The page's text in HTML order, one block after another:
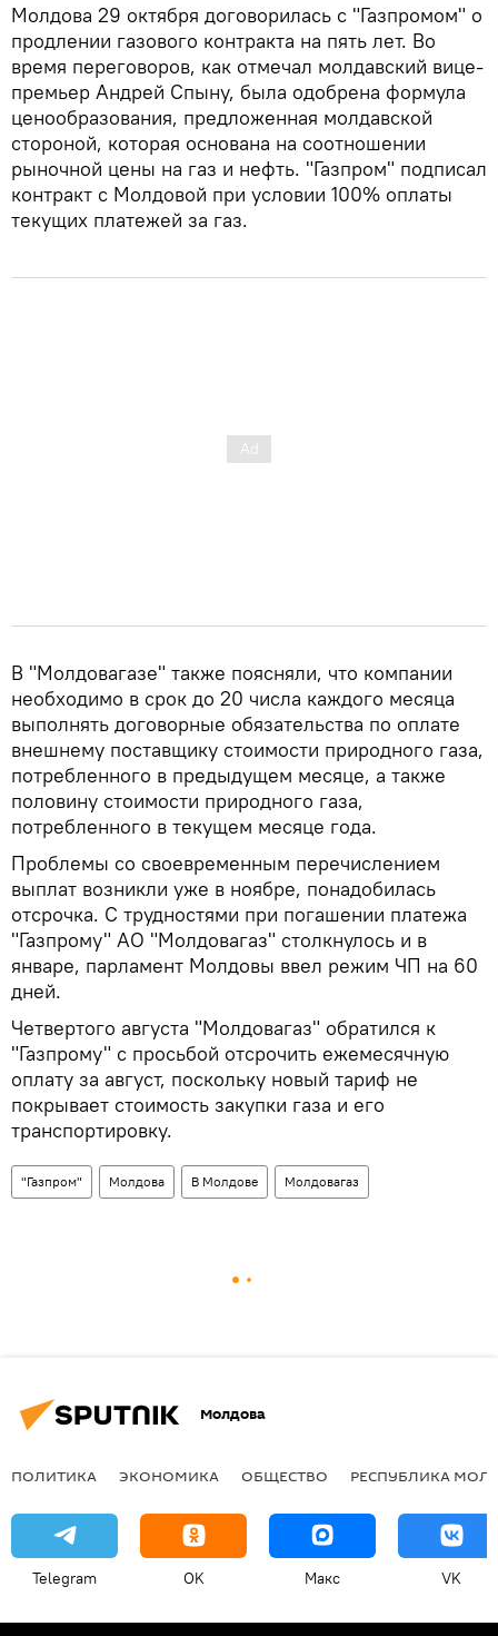
Молдова 29 октября договорилась с "Газпромом" о
продлении газового контракта на пять лет. Во
время переговоров, как отмечал молдавский вице-
премьер Андрей Спыну, была одобрена формула
ценообразования, предложенная молдавской
стороной, которая основана на соотношении
рыночной цены на газ и нефть. "Газпром" подписал
контракт с Молдовой при условии 100% оплаты
текущих платежей за газ.
В "Молдовагазе" также поясняли, что компании
необходимо в срок до 20 числа каждого месяца
выполнять договорные обязательства по оплате
внешнему поставщику стоимости природного газа,
потребленного в предыдущем месяце, а также
половину стоимости природного газа,
потребленного в текущем месяце года.
Проблемы со своевременным перечислением
выплат возникли уже в ноябре, понадобилась
отсрочка. С трудностями при погашении платежа
"Газпрому" АО "Молдовагаз" столкнулось и в
январе, парламент Молдовы ввел режим ЧП на 60
дней.
Четвертого августа "Молдовагаз" обратился к
"Газпрому" с просьбой отсрочить ежемесячную
оплату за август, поскольку новый тариф не
покрывает стоимость закупки газа и его
транспортировку.
"Газпром" Молдова В Молдове Молдовагаз
Молдова
ПОЛИТИКА ЭКОНОМИКА ОБЩЕСТВО РЕСПУБЛИКА
Telegram OK Макс VK